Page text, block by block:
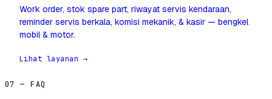
Work order, stok spare part, riwayat servis kendaraan,
reminder servis berkala, komisi mekanik, & kasir — bengkel
mobil & motor.
Lihat layanan →
07 — FAQ